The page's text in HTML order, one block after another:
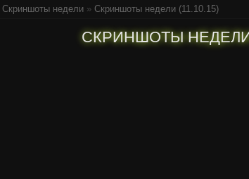
Скриншоты недели » Скриншоты недели (11.10.15)
СКРИНШОТЫ НЕДЕЛИ